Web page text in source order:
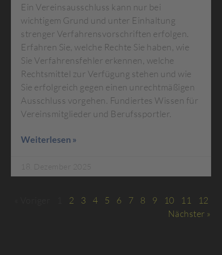
Ein Vereinsausschluss kann nur bei
wichtigem Grund und unter Einhaltung
strenger Verfahrensvorschriften erfolgen.
Erfahren Sie, welche Rechte Sie haben, wie
Sie Verfahrensfehler erkennen, welche
Rechtsmittel zur Verfügung stehen und wie
Sie erfolgreich gegen einen unrechtmäßigen
Ausschluss vorgehen. Fundiertes Wissen für
Vereinsmitglieder und Berufssportler.
Weiterlesen »
18. Dezember 2025
2 3 4 5 6 7 8 9 10 11
12
Nächster »